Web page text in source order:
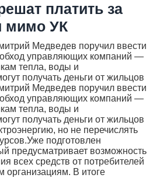
платить за
мимо УК
Медведев поручил ввести
управляющих компаний —
тепла, воды и
получать деньги от жильцов
Медведев поручил ввести
управляющих компаний —
тепла, воды и
получать деньги от жильцов
но не перечислять
подготовлен
предусматривает возможность
всех средств от потребителей
В итоге